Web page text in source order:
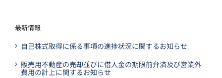
最新情報
自己株式取得に係る事項の進捗状況に関するお知らせ
販売用不動産の売却並びに借入金の期限前弁済及び営業外
費用の計上に関するお知らせ